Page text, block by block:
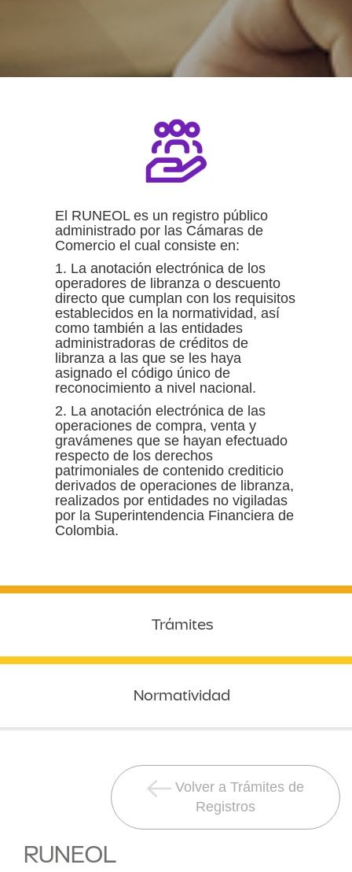
El RUNEOL es un registro público
administrado por las Cámaras de
Comercio el cual consiste en:
1. La anotación electrónica de los
operadores de libranza o descuento
directo que cumplan con los requisitos
establecidos en la normatividad, así
como también a las entidades
administradoras de créditos de
libranza a las que se les haya
asignado el código único de
reconocimiento a nivel nacional.
2. La anotación electrónica de las
operaciones de compra, venta y
gravámenes que se hayan efectuado
respecto de los derechos
patrimoniales de contenido crediticio
derivados de operaciones de libranza,
realizados por entidades no vigiladas
por la Superintendencia Financiera de
Colombia.
Trámites
Normatividad
Volver a Trámites de
Registros
RUNEOL